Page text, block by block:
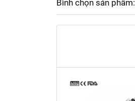
Bình chọn sản phẩm: